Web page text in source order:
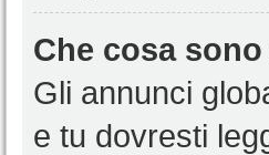
Che cosa
Gli annunci
e tu dovresti